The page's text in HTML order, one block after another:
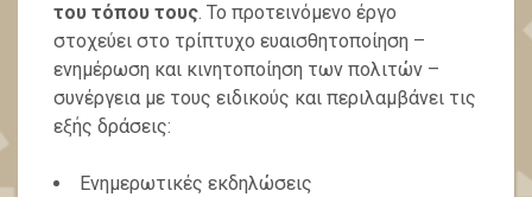
του τόπου τους. Το προτεινόμενο έργο
στοχεύει στο τρίπτυχο ευαισθητοποίηση –
ενημέρωση και κινητοποίηση των πολιτών –
συνέργεια με τους ειδικούς και περιλαμβάνει τις
εξής δράσεις:
Ενημερωτικές εκδηλώσεις